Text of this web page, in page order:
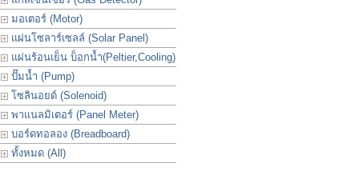
มอเตอร์ (Motor)
แผ่นโซลาร์เซลล์ (Solar Panel)
แผ่นร้อนเย็น บ็อกน้ำ(Peltier,Cooling)
ปั๊มน้ำ (Pump)
โซลินอยด์ (Solenoid)
พาแนลมิเตอร์ (Panel Meter)
บอร์ดทอลอง (Breadboard)
ทั้งหมด (All)